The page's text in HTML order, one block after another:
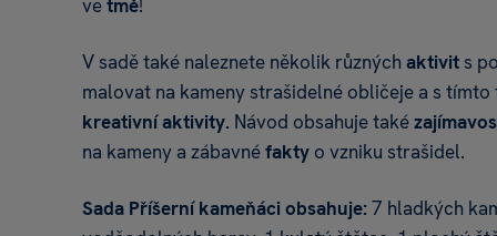
vetmě!
V sadě také naleznete několik různých aktivit s
malovat na kameny strašidelné obličeje a s
kreativní aktivity. Návod obsahuje také
na kameny a zábavnéfakty o vzniku strašidel.
Sada Příšerní kameňáci obsahuje: 7 hladkých